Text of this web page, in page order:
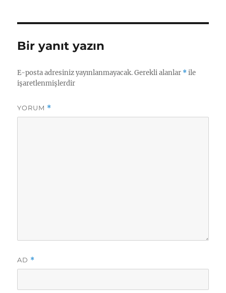
Bir yanıt yazın
E-posta adresiniz yayınlanmayacak. Gerekli alanlar *ile
işaretlenmişlerdir
YORUM *
AD *